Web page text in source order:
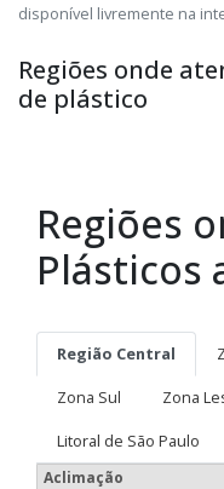
disponível livremente na
Regiões onde
de plástico
Regiões
Plásticos
Região Central
Zona Sul
Zona
Litoral de São Paulo
Aclimação